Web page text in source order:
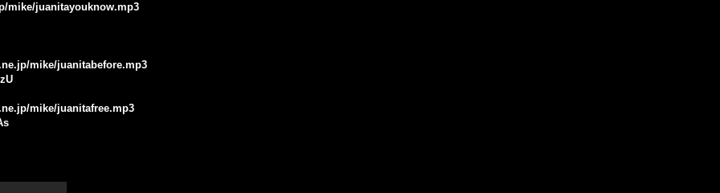
mike/juanitayouknow.mp3
mike/juanitabefore.mp3
mike/juanitafree.mp3